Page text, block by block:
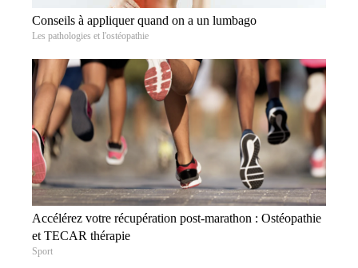
Conseils à appliquer quand on a un lumbago
Les pathologies et l'ostéopathie
Accélérez votre récupération post-marathon : Ostéopathie
et TECAR thérapie
Sport